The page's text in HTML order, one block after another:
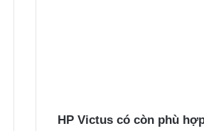
:HP Victus có còn phù